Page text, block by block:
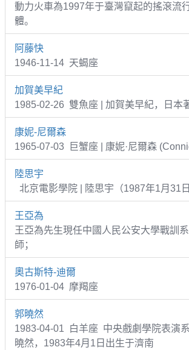
動力火車為1997年于臺灣竄起的搖滾流
體。
阿藤快
1946-11-14 天蝎座
加賀美早紀
1985-02-26 雙魚座 | 加賀美早紀，日本
康妮-尼爾森
1965-07-03 巨蟹座 | 康妮·尼爾森
陸思宇
北京電影學院 | 陸思宇（1987年1月31日
王亞為
王亞為先生現任中國人民公安大學戰訓
師；
奧古斯特-迪爾
1976-01-04 摩羯座
郭曉然
1983-04-01 白羊座 中央戲劇學院表演
曉然，1983年4月1日出生于濟南